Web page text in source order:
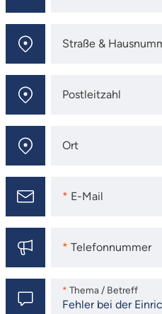
Straße & Hausnummer
Straße &
PostleitzahlPostleitzahl
Ort Ort
E-Mail E-Mail
TelefonnummerTelefonnummer
Thema / Betreff
Thema / Betreff